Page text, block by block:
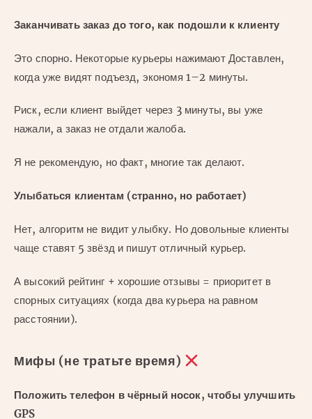
Заканчивать заказ до того, как подошли к клиенту
Это спорно. Некоторые курьеры нажимают Доставлен,
когда уже видят подъезд, экономя 1–2 минуты.
Риск, если клиент выйдет через 3 минуты, вы уже
нажали, а заказ не отдали жалоба.
Я не рекомендую, но факт, многие так делают.
Улыбаться клиентам (странно, но работает)
Нет, алгоритм не видит улыбку. Но довольные клиенты
чаще ставят 5 звёзд и пишут отличный курьер.
А высокий рейтинг + хорошие отзывы = приоритет в
спорных ситуациях (когда два курьера на равном
расстоянии).
Мифы (не тратьте время)
Положить телефон в чёрный носок, чтобы улучшить
GPS